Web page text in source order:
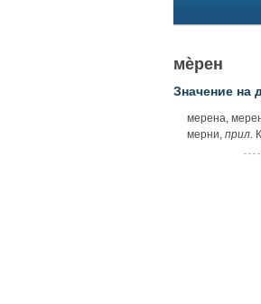
мѐрен
Значение на
мерена,
мерни, прил.